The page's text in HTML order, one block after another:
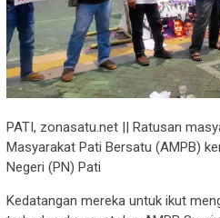
PATI, zonasatu.net || Ratusan
Masyarakat Pati Bersatu (AMPB)
Negeri (PN) Pati
Kedatangan mereka untuk ikut